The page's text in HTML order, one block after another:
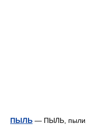
ПЫЛЬ — ПЫЛЬ, пыли,